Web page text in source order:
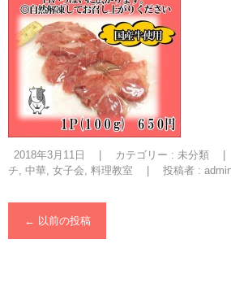
2018年3月11日 カテゴリー : 未分類
チ, 中華, 女子会, 料理教室 投稿者 :
← 以前の投稿